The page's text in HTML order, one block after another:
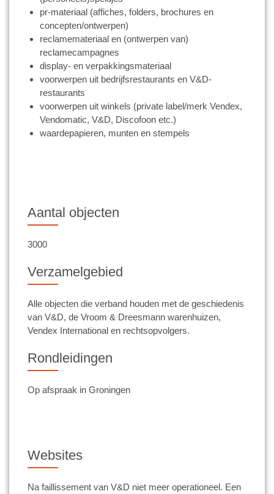
pr-materiaal (affiches, folders, brochures en
concepten/ontwerpen)
reclamemateriaal en (ontwerpen van)
reclamecampagnes
display- en verpakkingsmateriaal
voorwerpen uit bedrijfsrestaurants en V&D-
restaurants
voorwerpen uit winkels (private label/merk Vendex,
Vendomatic, V&D, Discofoon etc.)
waardepapieren, munten en stempels
Aantal objecten
3000
Verzamelgebied
Alle objecten die verband houden met de geschiedenis
van V&D, de Vroom & Dreesmann warenhuizen,
Vendex International en rechtsopvolgers.
Rondleidingen
Op afspraak in Groningen
Websites
Na faillissement van V&D niet meer operationeel. Een